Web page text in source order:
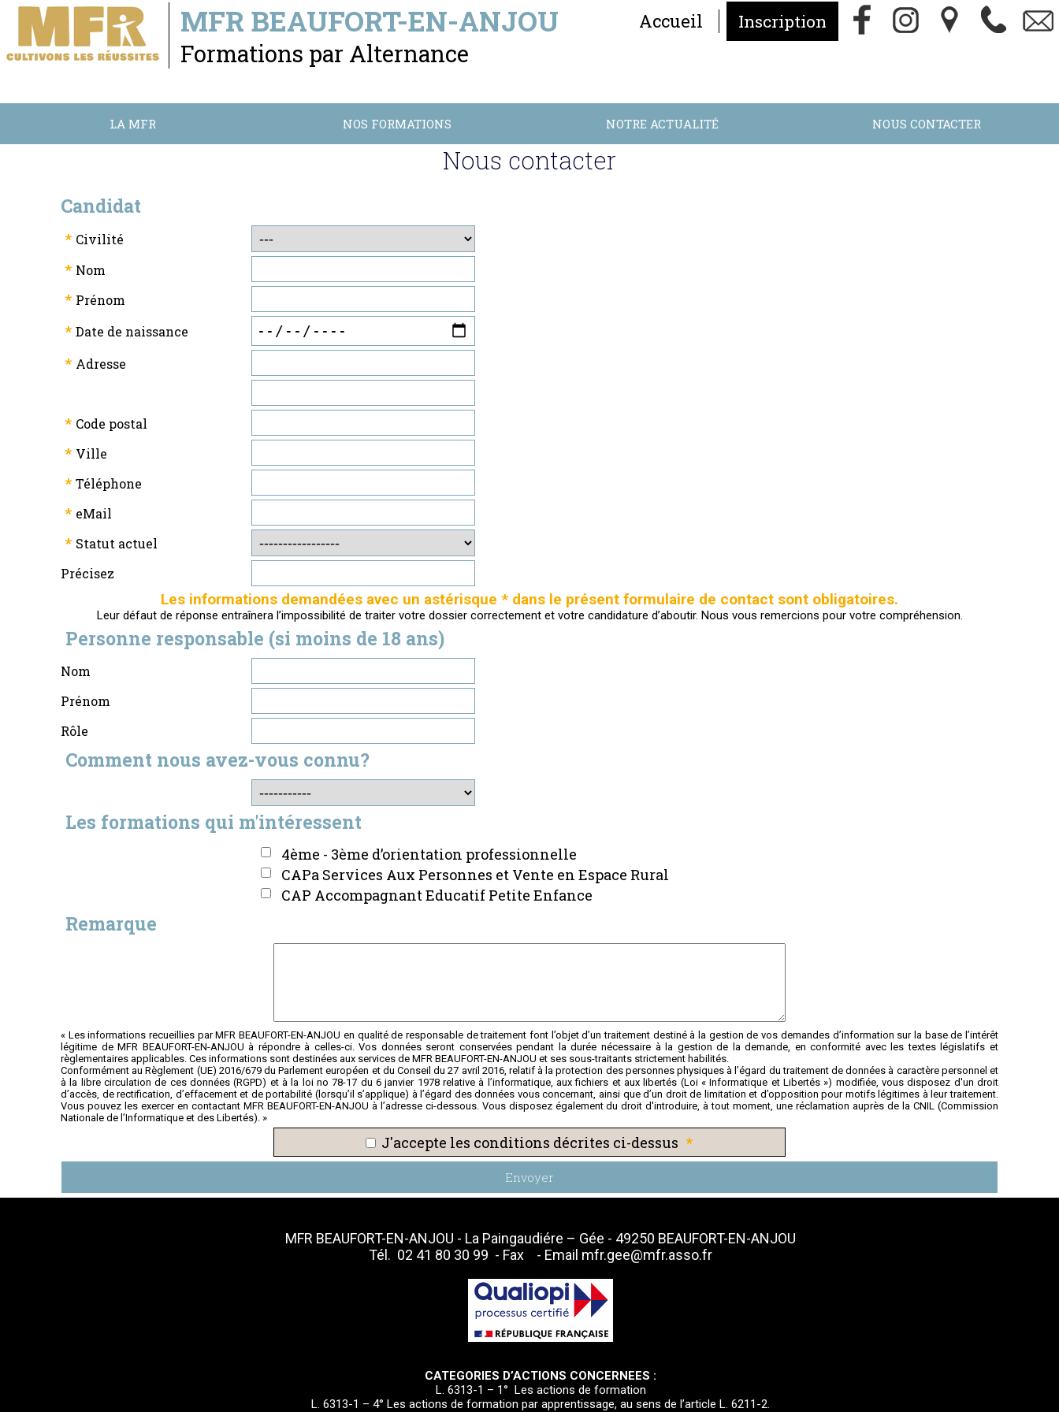
MFR BEAUFORT-EN-ANJOU
Formations par Alternance
Accueil Inscription
LA MFR NOS FORMATIONS NOTRE ACTUALITÉ NOUS CONTACTER
Nous contacter
Candidat
* Civilité
* Nom
* Prénom
* Date de naissance
* Adresse
* Code postal
* Ville
* Téléphone
* eMail
* Statut actuel
Précisez
Les informations demandées avec un astérisque * dans le présent formulaire de contact sont obligatoires.
Leur défaut de réponse entraînera l’impossibilité de traiter votre dossier correctement et votre candidature d’aboutir. Nous vous remercions pour votre compréhension.
Personne responsable (si moins de 18 ans)
Nom
Prénom
Rôle
Comment nous avez-vous connu?
Les formations qui m'intéressent
4ème - 3ème d’orientation professionnelle
CAPa Services Aux Personnes et Vente en Espace Rural
CAP Accompagnant Educatif Petite Enfance
Remarque
« Les informations recueillies par MFR BEAUFORT-EN-ANJOU en qualité de responsable de traitement font l’objet d’un traitement destiné à la gestion de vos demandes d’information sur la base de l’intérêt
légitime de MFR BEAUFORT-EN-ANJOU à répondre à celles-ci. Vos données seront conservées pendant la durée nécessaire à la gestion de la demande, en conformité avec les textes législatifs et
règlementaires applicables. Ces informations sont destinées aux services de MFR BEAUFORT-EN-ANJOU et ses sous-traitants strictement habilités.
Conformément au Règlement (UE) 2016/679 du Parlement européen et du Conseil du 27 avril 2016, relatif à la protection des personnes physiques à l’égard du traitement de données à caractère personnel et
à la libre circulation de ces données (RGPD) et à la loi no 78-17 du 6 janvier 1978 relative à l’informatique, aux fichiers et aux libertés (Loi « Informatique et Libertés ») modifiée, vous disposez d'un droit
d’accès, de rectification, d’effacement et de portabilité (lorsqu’il s’applique) à l’égard des données vous concernant, ainsi que d’un droit de limitation et d’opposition pour motifs légitimes à leur traitement.
Vous pouvez les exercer en contactant MFR BEAUFORT-EN-ANJOU à l’adresse ci-dessous. Vous disposez également du droit d'introduire, à tout moment, une réclamation auprès de la CNIL (Commission
Nationale de l’Informatique et des Libertés). »
J'accepte les conditions décrites ci-dessus *
Envoyer
MFR BEAUFORT-EN-ANJOU - La Paingaudiére – Gée - 49250 BEAUFORT-EN-ANJOU
Tél. 02 41 80 30 99 - Fax - Email mfr.gee@mfr.asso.fr
CATEGORIES D’ACTIONS CONCERNEES :
L. 6313-1 – 1° Les actions de formation
L. 6313-1 – 4° Les actions de formation par apprentissage, au sens de l’article L. 6211-2.